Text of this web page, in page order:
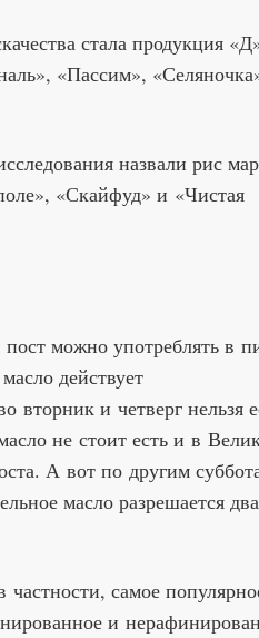
стала продукция
«Пассим»,
назвали рис
«Скайфуд» и «Чистая
пост можно употреблять в
действует
вторник и четверг нельзя
не стоит есть и в
А вот по другим
масло разрешается
самое
и